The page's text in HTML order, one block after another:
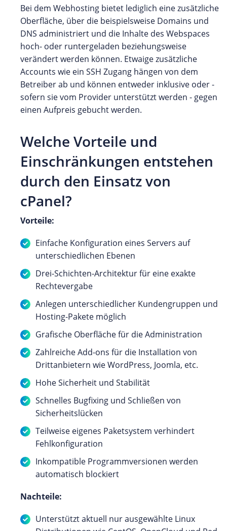
Bei dem Webhosting bietet lediglich eine zusätzliche
Oberfläche, über die beispielsweise Domains und
DNS administriert und die Inhalte des Webspaces
hoch- oder runtergeladen beziehungsweise
verändert werden können. Etwaige zusätzliche
Accounts wie ein SSH Zugang hängen von dem
Betreiber ab und können entweder inklusive oder -
sofern sie vom Provider unterstützt werden - gegen
einen Aufpreis gebucht werden.
Welche Vorteile und
Einschränkungen entstehen
durch den Einsatz von
cPanel?
Vorteile:
Einfache Konfiguration eines Servers auf
unterschiedlichen Ebenen
Drei-Schichten-Architektur für eine exakte
Rechtevergabe
Anlegen unterschiedlicher Kundengruppen und
Hosting-Pakete möglich
Grafische Oberfläche für die Administration
Zahlreiche Add-ons für die Installation von
Drittanbietern wie WordPress, Joomla, etc.
Hohe Sicherheit und Stabilität
Schnelles Bugfixing und Schließen von
Sicherheitslücken
Teilweise eigenes Paketsystem verhindert
Fehlkonfiguration
Inkompatible Programmversionen werden
automatisch blockiert
Nachteile:
Unterstützt aktuell nur ausgewählte Linux